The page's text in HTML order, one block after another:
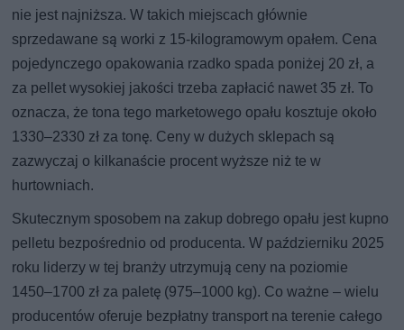
nie jest najniższa. W takich miejscach głównie
sprzedawane są worki z 15-kilogramowym opałem. Cena
pojedynczego opakowania rzadko spada poniżej 20 zł, a
za pellet wysokiej jakości trzeba zapłacić nawet 35 zł. To
oznacza, że tona tego marketowego opału kosztuje około
1330–2330 zł za tonę. Ceny w dużych sklepach są
zazwyczaj o kilkanaście procent wyższe niż te w
hurtowniach.
Skutecznym sposobem na zakup dobrego opału jest kupno
pelletu bezpośrednio od producenta. W październiku 2025
roku liderzy w tej branży utrzymują ceny na poziomie
1450–1700 zł za paletę (975–1000 kg). Co ważne – wielu
producentów oferuje bezpłatny transport na terenie całego